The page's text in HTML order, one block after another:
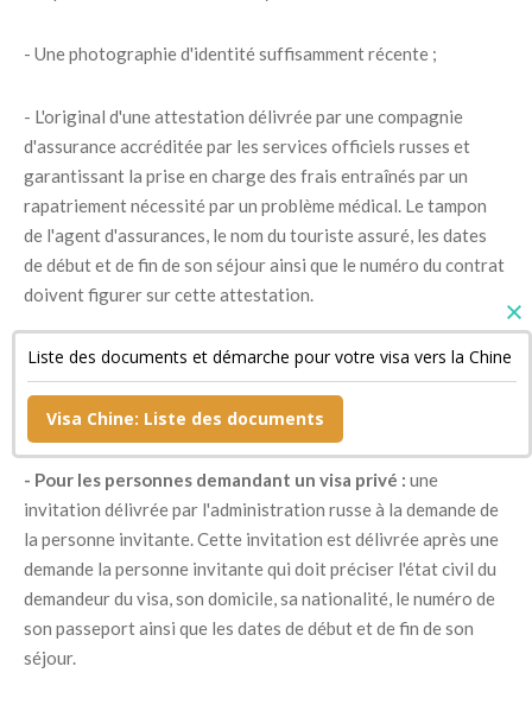
- Une photographie d'identité suffisamment récente ;
- L'original d'une attestation délivrée par une compagnie
d'assurance accréditée par les services officiels russes et
garantissant la prise en charge des frais entraînés par un
rapatriement nécessité par un problème médical. Le tampon
de l'agent d'assurances, le nom du touriste assuré, les dates
de début et de fin de son séjour ainsi que le numéro du contrat
doivent figurer sur cette attestation.
- Un document confirmant la réservation de sa chambre
d'hôtel si son séjour est bref ainsi qu'une copie de son billet de
retour ;
- Pour les personnes demandant un visa privé : une
invitation délivrée par l'administration russe à la demande de
la personne invitante. Cette invitation est délivrée après une
demande la personne invitante qui doit préciser l'état civil du
demandeur du visa, son domicile, sa nationalité, le numéro de
son passeport ainsi que les dates de début et de fin de son
séjour.
Liste des documents et démarche pour votre visa vers la Chine
Visa Chine: Liste des documents